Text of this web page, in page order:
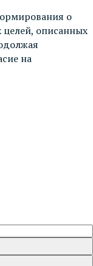
о
целей, описанных
на